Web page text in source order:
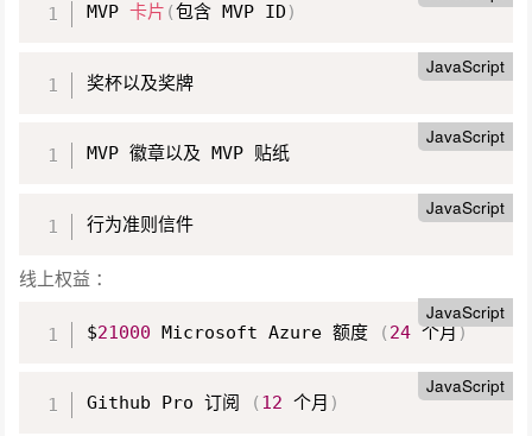
MVP 卡片 (包含 MVP ID )
JavaScript
奖杯以及奖牌
JavaScript
MVP 徽章以及 MVP 贴纸
JavaScript
行为准则信件
线上权益 ：
JavaScript
$21000 Microsoft Azure 额度 ( 24 个月)
JavaScript
Github Pro 订阅 ( 12 个月 )